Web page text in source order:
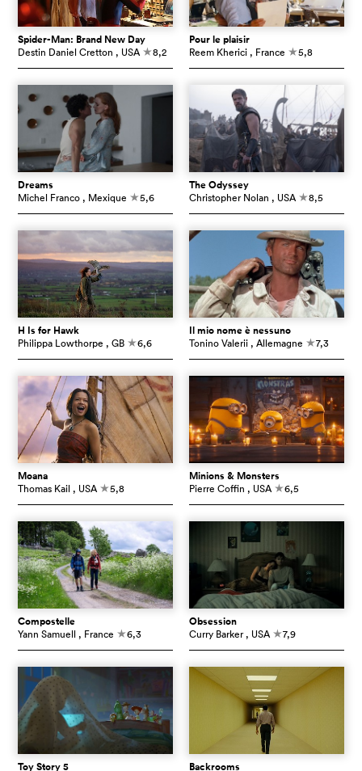
Spider-Man: Brand New Day
Destin Daniel Cretton , USA c8,2
Pour le plaisir
Reem Kherici , France c5,8
Dreams
Michel Franco , Mexique c5,6
The Odyssey
Christopher Nolan , USA c8,5
H Is for Hawk
Philippa Lowthorpe , GB c6,6
Il mio nome è nessuno
Tonino Valerii , Allemagne c7,3
Moana
Thomas Kail , USA c5,8
Minions & Monsters
Pierre Coffin , USA c6,5
Compostelle
Yann Samuell , France c6,3
Obsession
Curry Barker , USA c7,9
Toy Story 5 Backrooms